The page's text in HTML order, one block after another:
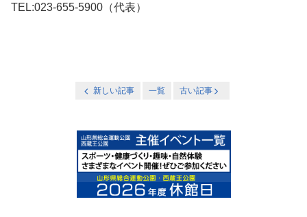
TEL:023-655-5900（代表）
新しい記事 一覧 古い記事